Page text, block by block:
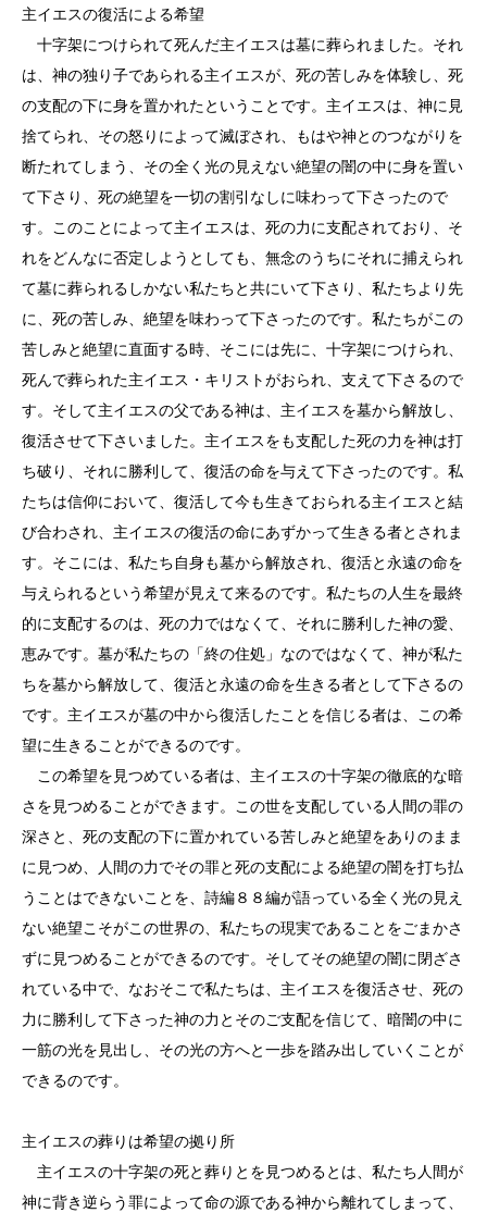
主イエスの復活による希望
十字架につけられて死んだ主イエスは墓に葬られました。それ
は、神の独り子であられる主イエスが、死の苦しみを体験し、死
の支配の下に身を置かれたということです。主イエスは、神に見
捨てられ、その怒りによって滅ぼされ、もはや神とのつながりを
断たれてしまう、その全く光の見えない絶望の闇の中に身を置い
て下さり、死の絶望を一切の割引なしに味わって下さったので
す。このことによって主イエスは、死の力に支配されており、そ
れをどんなに否定しようとしても、無念のうちにそれに捕えられ
て墓に葬られるしかない私たちと共にいて下さり、私たちより先
に、死の苦しみ、絶望を味わって下さったのです。私たちがこの
苦しみと絶望に直面する時、そこには先に、十字架につけられ、
死んで葬られた主イエス・キリストがおられ、支えて下さるので
す。そして主イエスの父である神は、主イエスを墓から解放し、
復活させて下さいました。主イエスをも支配した死の力を神は打
ち破り、それに勝利して、復活の命を与えて下さったのです。私
たちは信仰において、復活して今も生きておられる主イエスと結
び合わされ、主イエスの復活の命にあずかって生きる者とされま
す。そこには、私たち自身も墓から解放され、復活と永遠の命を
与えられるという希望が見えて来るのです。私たちの人生を最終
的に支配するのは、死の力ではなくて、それに勝利した神の愛、
恵みです。墓が私たちの「終の住処」なのではなくて、神が私た
ちを墓から解放して、復活と永遠の命を生きる者として下さるの
です。主イエスが墓の中から復活したことを信じる者は、この希
望に生きることができるのです。
この希望を見つめている者は、主イエスの十字架の徹底的な暗
さを見つめることができます。この世を支配している人間の罪の
深さと、死の支配の下に置かれている苦しみと絶望をありのまま
に見つめ、人間の力でその罪と死の支配による絶望の闇を打ち払
うことはできないことを、詩編８８編が語っている全く光の見え
ない絶望こそがこの世界の、私たちの現実であることをごまかさ
ずに見つめることができるのです。そしてその絶望の闇に閉ざさ
れている中で、なおそこで私たちは、主イエスを復活させ、死の
力に勝利して下さった神の力とそのご支配を信じて、暗闇の中に
一筋の光を見出し、その光の方へと一歩を踏み出していくことが
できるのです。
主イエスの葬りは希望の拠り所
主イエスの十字架の死と葬りとを見つめるとは、私たち人間が
神に背き逆らう罪によって命の源である神から離れてしまって、